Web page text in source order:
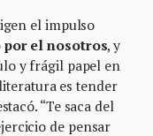
el impulso
por el nosotros, y
y frágil papel en
es tender
“Te saca del
de pensar